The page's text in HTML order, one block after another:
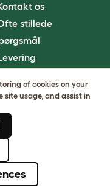
os
stillede
Garanti
brugsanvisninger
Pet Breeds
of cookies on your
usage, and assist in